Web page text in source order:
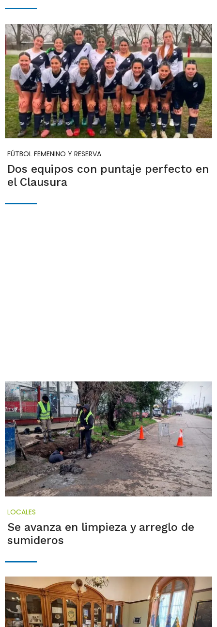
FÚTBOL FEMENINO Y RESERVA
Dos equipos con puntaje perfecto en
el Clausura
LOCALES
Se avanza en limpieza y arreglo de
sumideros